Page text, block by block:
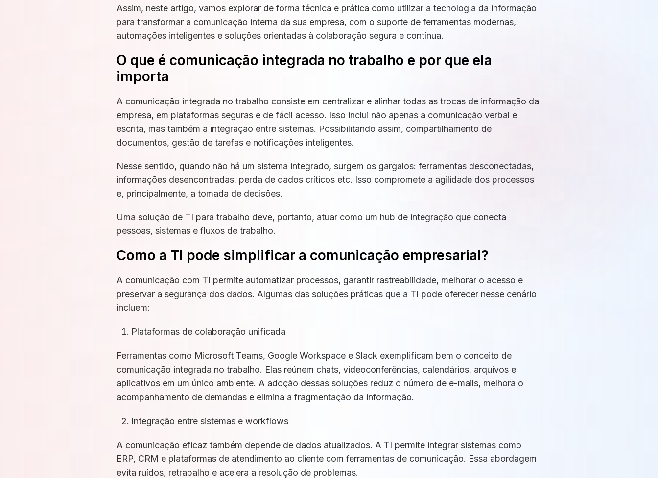
Assim, neste artigo, vamos explorar de forma técnica e prática como utilizar a tecnologia da informação
para transformar a comunicação interna da sua empresa, com o suporte de ferramentas modernas,
automações inteligentes e soluções orientadas à colaboração segura e contínua.
O que é comunicação integrada no trabalho e por que ela
importa
A comunicação integrada no trabalho consiste em centralizar e alinhar todas as trocas de informação da
empresa, em plataformas seguras e de fácil acesso. Isso inclui não apenas a comunicação verbal e
escrita, mas também a integração entre sistemas. Possibilitando assim, compartilhamento de
documentos, gestão de tarefas e notificações inteligentes.
Nesse sentido, quando não há um sistema integrado, surgem os gargalos: ferramentas desconectadas,
informações desencontradas, perda de dados críticos etc. Isso compromete a agilidade dos processos
e, principalmente, a tomada de decisões.
Uma solução de TI para trabalho deve, portanto, atuar como um hub de integração que conecta
pessoas, sistemas e fluxos de trabalho.
Como a TI pode simplificar a comunicação empresarial?
A comunicação com TI permite automatizar processos, garantir rastreabilidade, melhorar o acesso e
preservar a segurança dos dados. Algumas das soluções práticas que a TI pode oferecer nesse cenário
incluem:
Plataformas de colaboração unificada
Ferramentas como Microsoft Teams, Google Workspace e Slack exemplificam bem o conceito de
comunicação integrada no trabalho. Elas reúnem chats, videoconferências, calendários, arquivos e
aplicativos em um único ambiente. A adoção dessas soluções reduz o número de e-mails, melhora o
acompanhamento de demandas e elimina a fragmentação da informação.
Integração entre sistemas e workflows
A comunicação eficaz também depende de dados atualizados. A TI permite integrar sistemas como
ERP, CRM e plataformas de atendimento ao cliente com ferramentas de comunicação. Essa abordagem
evita ruídos, retrabalho e acelera a resolução de problemas.